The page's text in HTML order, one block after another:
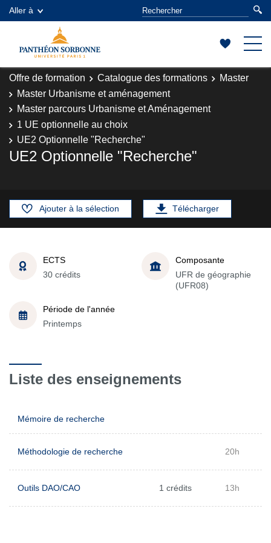
Aller à
Offre de formation Catalogue des formations
Master
Master Urbanisme et aménagement
Master parcours Urbanisme et Aménagement
1 UE optionnelle au choix
UE2 Optionnelle "Recherche"
UE2 Optionnelle "Recherche"
Ajouter à la sélection Télécharger
ECTS
30 crédits
Composante
UFR de géographie
(UFR08)
Période de l'année
Printemps
Liste des enseignements
Mémoire de recherche
Méthodologie de recherche 20h
Outils DAO/CAO 1 crédits 13h